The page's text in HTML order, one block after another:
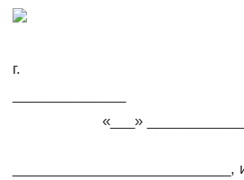
г.
«___» _____________